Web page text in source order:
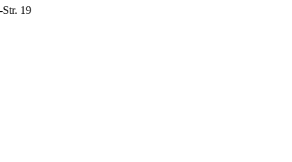
Str. 19